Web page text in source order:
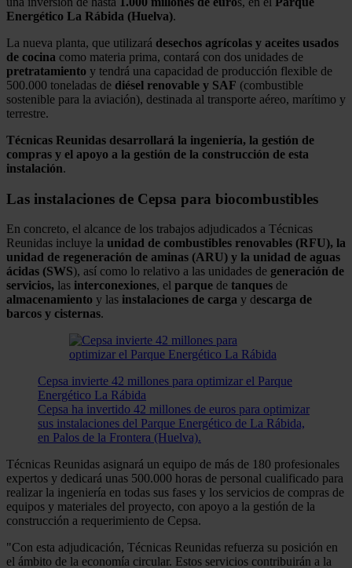
Energético La Rábida (Huelva).
La nueva planta, que utilizará desechos agrícolas y aceites usados
de cocina como materia prima, contará con dos unidades de
pretratamiento y tendrá una capacidad de producción flexible de
500.000 toneladas de diésel renovable y SAF (combustible
sostenible para la aviación), destinada al transporte aéreo, marítimo y
terrestre.
Técnicas Reunidas desarrollará la ingeniería, la gestión de
compras y el apoyo a la gestión de la construcción de esta
instalación.
Las instalaciones de Cepsa para biocombustibles
En concreto, el alcance de los trabajos adjudicados a Técnicas
Reunidas incluye la unidad de combustibles renovables (RFU), la
unidad de regeneración de aminas (ARU) y la unidad de aguas
ácidas (SWS), así como lo relativo a las unidades de generación de
servicios, las interconexiones, el parque de tanques de
almacenamiento y las instalaciones de carga y descarga de
barcos y cisternas.
Cepsa invierte 42 millones para optimizar el Parque
Energético La Rábida
Cepsa ha invertido 42 millones de euros para optimizar
sus instalaciones del Parque Energético de La Rábida,
en Palos de la Frontera (Huelva).
Técnicas Reunidas asignará un equipo de más de 180 profesionales
expertos y dedicará unas 500.000 horas de personal cualificado para
realizar la ingeniería en todas sus fases y los servicios de compras de
equipos y materiales del proyecto, con apoyo a la gestión de la
construcción a requerimiento de Cepsa.
"Con esta adjudicación, Técnicas Reunidas refuerza su posición en
el ámbito de la economía circular. Estos servicios contribuirán a la